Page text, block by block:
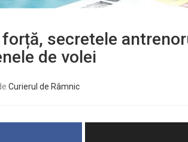
secretele
de volei
Curierul de Râmnic